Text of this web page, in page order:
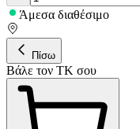
Άμεσα διαθέσιμο
Πίσω
Βάλε τον ΤΚ σου